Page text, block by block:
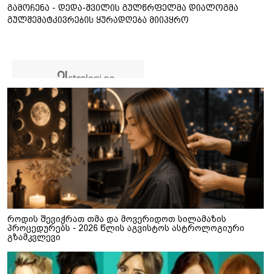
გამოჩენა - დედა-შვილის გულწრფელმა დიალოგმა
გულშემატკივრების ყურადღება მიიპყრო
როდის შევიჭრათ თმა და მოვერიდოთ სილამაზის
პროცედურებს - 2026 წლის აგვისტოს ასტროლოგიური
გზამკვლევი